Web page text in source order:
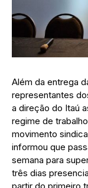
Além da entrega
representantes
a direção do Itaú
regime de
movimento
informou que
semana para
três dias